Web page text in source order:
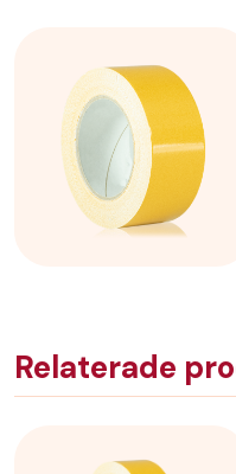
Relaterade